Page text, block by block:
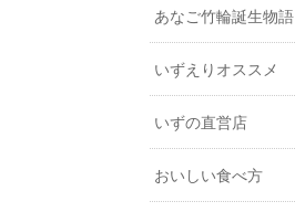
あなご竹輪誕生物語
いずえりオススメ
いずの直営店
おいしい食べ方